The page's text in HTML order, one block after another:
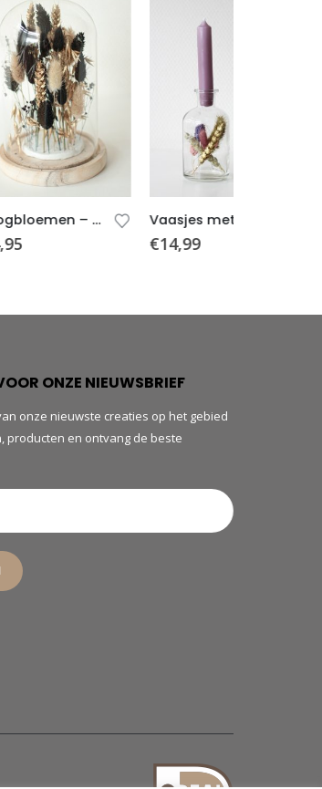
Droogbloemen – Stolp – Zwart/Goud Vaasjes met droogbloemen en kaarsjes – Mauve – 2 stuks
ONZE NIEUWSBRIEF
onze nieuwste creaties op het gebied
producten en ontvang de beste